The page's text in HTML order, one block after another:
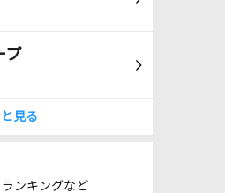
プ
見る
ランキングなど